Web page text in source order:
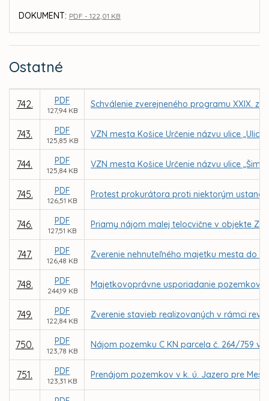
DOKUMENT: PDF - 122,01 KB
Ostatné
742. PDF
127,94 KB
Schválenie zverejneného programu XXIX.
743. PDF
125,85 KB
VZN mesta Košice Určenie názvu ulice „Ulica
744. PDF
125,84 KB
VZN mesta Košice Určenie názvu ulice
745. PDF
126,51 KB
Protest prokurátora proti niektorým
746. PDF
127,51 KB
Priamy nájom malej telocvične v objekte
747. PDF
126,48 KB
Zverenie nehnuteľného majetku mesta do
748. PDF
244,19 KB
Majetkovoprávne usporiadanie pozemkov
749. PDF
122,84 KB
Zverenie stavieb realizovaných v rámci
750. PDF
123,78 KB
Nájom pozemku C KN parcela č. 264/759
751. PDF
123,31 KB
Prenájom pozemkov v k. ú. Jazero pre